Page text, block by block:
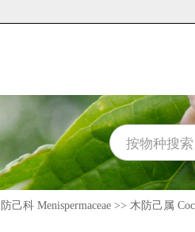
防己科 Menispermaceae >> 木防己属